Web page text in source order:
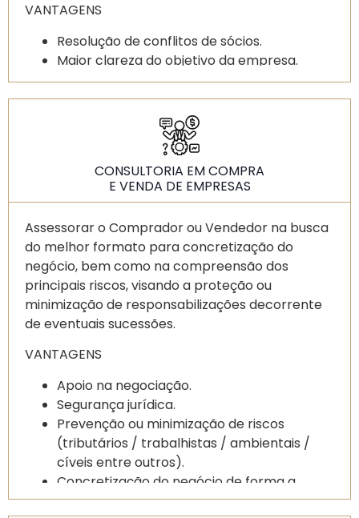
VANTAGENS
Resolução de conflitos de sócios.
Maior clareza do objetivo da empresa.
Elisão fiscal – Buscar alternativas para
economia tributária.
Organização do negócio.
Formalização de regras definidas entre
Formalização de procedimentos
administrativos para gestão do negócio.
CONSULTORIA EM COMPRA
E VENDA DE EMPRESAS
Assessorar o Comprador ou Vendedor na busca
do melhor formato para concretização do
negócio, bem como na compreensão dos
principais riscos, visando a proteção ou
minimização de responsabilizações decorrente
de eventuais sucessões.
VANTAGENS
Apoio na negociação.
Segurança jurídica.
Prevenção ou minimização de riscos
(tributários / trabalhistas / ambientais /
cíveis entre outros).
Concretização do negócio de forma a
atender as expectativas do cliente